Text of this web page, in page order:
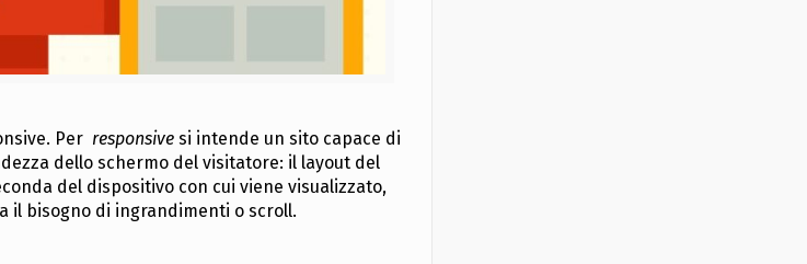
Per responsive si intende un sito capace di
dello schermo del visitatore: il layout del
del dispositivo con cui viene visualizzato,
il bisogno di ingrandimenti o scroll.